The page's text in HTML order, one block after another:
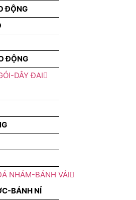
ĐỘNG
ĐỘNG
DÂY ĐAI
NHÁM-BÁNH VẢI
BÁNH NỈ